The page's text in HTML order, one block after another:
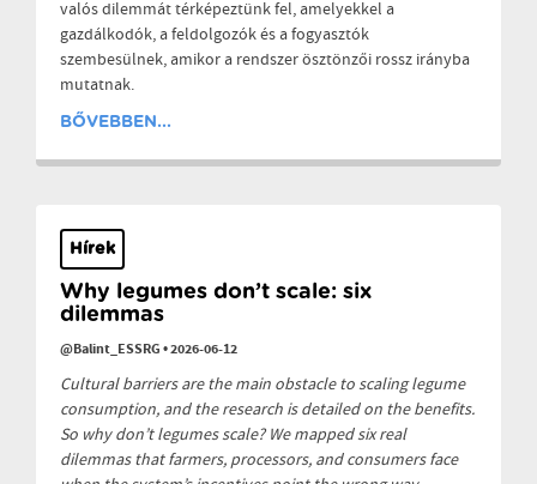
valós dilemmát térképeztünk fel, amelyekkel a
gazdálkodók, a feldolgozók és a fogyasztók
szembesülnek, amikor a rendszer ösztönzői rossz irányba
mutatnak.
BŐVEBBEN...
Hírek
Why legumes don’t scale: six
dilemmas
@Balint_ESSRG•2026-06-12
Cultural barriers are the main obstacle to scaling legume
consumption, and the research is detailed on the benefits.
So why don’t legumes scale? We mapped six real
dilemmas that farmers, processors, and consumers face